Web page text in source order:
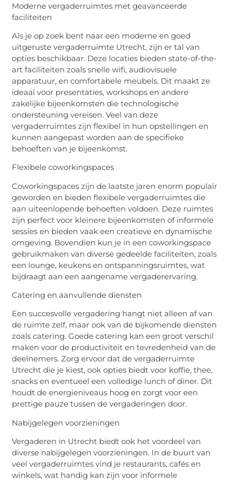
Moderne vergaderruimtes met geavanceerde
faciliteiten
Als je op zoek bent naar een moderne en goed
uitgeruste vergaderruimte Utrecht, zijn er tal van
opties beschikbaar. Deze locaties bieden state-of-the-
art faciliteiten zoals snelle wifi, audiovisuele
apparatuur, en comfortabele meubels. Dit maakt ze
ideaal voor presentaties, workshops en andere
zakelijke bijeenkomsten die technologische
ondersteuning vereisen. Veel van deze
vergaderruimtes zijn flexibel in hun opstellingen en
kunnen aangepast worden aan de specifieke
behoeften van je bijeenkomst.
Flexibelecoworkingspaces
Coworkingspaces zijn de laatste jaren enorm populair
geworden en bieden flexibele vergaderruimtes die
aan uiteenlopende behoeften voldoen. Deze ruimtes
zijn perfect voor kleinere bijeenkomsten of informele
sessies en bieden vaak een creatieve en dynamische
omgeving. Bovendien kun je in eencoworkingspace
gebruikmaken van diverse gedeelde faciliteiten, zoals
een lounge, keukens en ontspanningsruimtes, wat
bijdraagt aan een aangename vergaderervaring.
Catering en aanvullende diensten
Een succesvolle vergadering hangt niet alleen af van
de ruimte zelf, maar ook van de bijkomende diensten
zoals catering. Goede catering kan een groot verschil
maken voor de productiviteit en tevredenheid van de
deelnemers. Zorg ervoor dat de vergaderruimte
Utrecht die je kiest, ook opties biedt voor koffie, thee,
snacks en eventueel een volledige lunch of diner. Dit
houdt de energieniveaus hoog en zorgt voor een
prettige pauze tussen de vergaderingen door.
Nabijgelegen voorzieningen
Vergaderen in Utrecht biedt ook het voordeel van
diverse nabijgelegen voorzieningen. In de buurt van
veel vergaderruimtes vind je restaurants, cafés en
winkels, wat handig kan zijn voor informele